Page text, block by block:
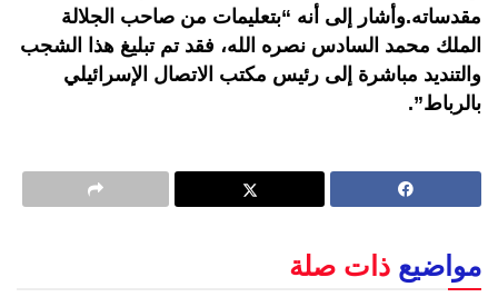
مقدساته.وأشار إلى أنه “بتعليمات من صاحب الجلالة
الملك محمد السادس نصره الله، فقد تم تبليغ هذا الشجب
والتنديد مباشرة إلى رئيس مكتب الاتصال الإسرائيلي
بالرباط”.
مواضيع ذات صلة